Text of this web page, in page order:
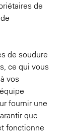
de
de soudure
ce qui vous
vos
fournir une
que
fonctionne